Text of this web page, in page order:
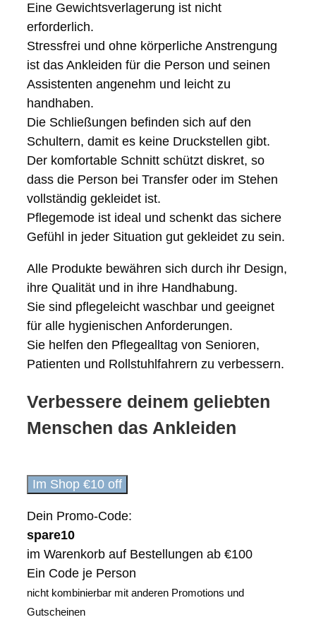
Eine Gewichtsverlagerung ist nicht
erforderlich.
Stressfrei und ohne körperliche Anstrengung
ist das Ankleiden für die Person und seinen
Assistenten angenehm und leicht zu
handhaben.
Die Schließungen befinden sich auf den
Schultern, damit es keine Druckstellen gibt.
Der komfortable Schnitt schützt diskret, so
dass die Person bei Transfer oder im Stehen
vollständig gekleidet ist.
Pflegemode ist ideal und schenkt das sichere
Gefühl in jeder Situation gut gekleidet zu sein.
Alle Produkte bewähren sich durch ihr Design,
ihre Qualität und in ihre Handhabung.
Sie sind pflegeleicht waschbar und geeignet
für alle hygienischen Anforderungen.
Sie helfen den Pflegealltag von Senioren,
Patienten und Rollstuhlfahrern zu verbessern.
Verbessere deinem geliebten
Menschen das Ankleiden
Im Shop €10 off
Dein Promo-Code:
spare10
im Warenkorb auf Bestellungen ab €100
Ein Code je Person
nicht kombinierbar mit anderen Promotions und
Gutscheinen